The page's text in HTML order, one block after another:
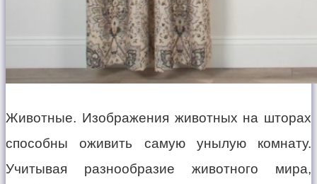
Животные. Изображения животных на шторах
способны оживить самую унылую комнату.
Учитывая разнообразие животного мира,